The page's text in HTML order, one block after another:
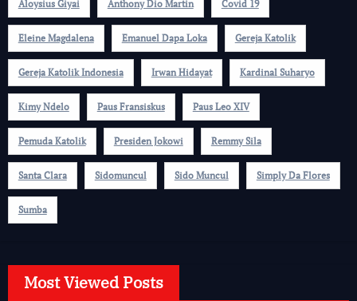
Aloysius Giyai Anthony Dio Martin Covid 19
Eleine Magdalena Emanuel Dapa Loka Gereja Katolik
Gereja Katolik Indonesia Irwan Hidayat Kardinal Suharyo
Kimy Ndelo Paus Fransiskus Paus Leo XIV
Pemuda Katolik Presiden Jokowi Remmy Sila
Santa Clara Sidomuncul Sido Muncul Simply Da Flores
Sumba
Most Viewed Posts